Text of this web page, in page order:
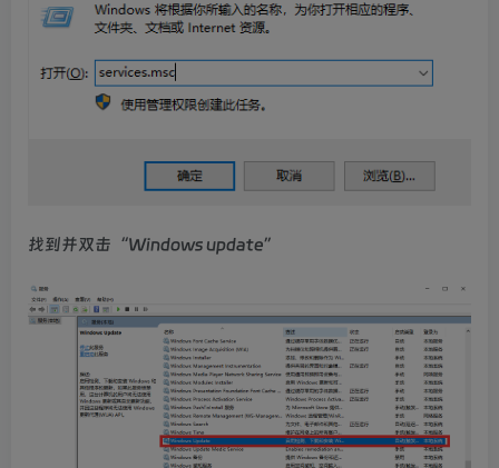
找到并双击“Windows update”